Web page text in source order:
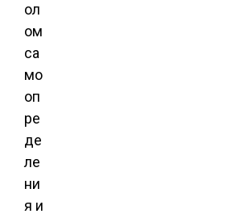
ол
ом
са
мо
оп
ре
де
ле
ни
я и